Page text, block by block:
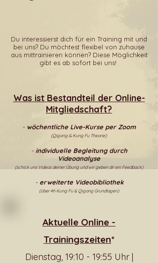
Du interessierst dich für ein Training mit und
bei uns? Du möchtest flexibel von zuhause
aus mittrainieren können? Diese Möglichkeit
gibt es ab sofort bei uns!
Was ist Bestandteil der Online-
Mitgliedschaft?
- wöchentliche Live-Kurse per Zoom
(Qigong & Kung Fu Theorie)
- individuelle Begleitung durch
Videoanalyse
(schick uns Videos deiner Übung und wir geben dir ein Feedback)
- erweiterte Videobibliothek
(über 4h Kung Fu & Qigong Grundlagen)
Aktuelle Online -
Trainingszeiten*
Dienstag, 19:10 - 19:55 Uhr |